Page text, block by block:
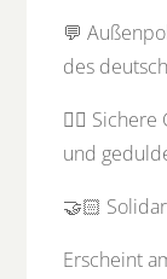
💬
des
✋🏻
und
🤝🏻
Erscheint